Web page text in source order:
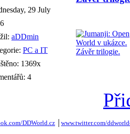
29 July
aDDmin
PC a IT
1369x
4
DDWorld.cz www.twitter.com/